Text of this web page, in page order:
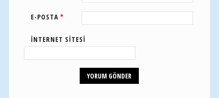
E-POSTA *
İNTERNET SITESI